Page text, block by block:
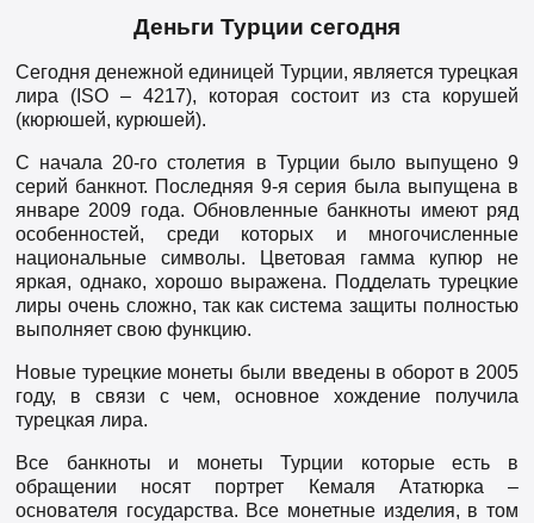
Деньги Турции сегодня
Сегодня денежной единицей Турции, является турецкая
лира (ISO – 4217), которая состоит из ста корушей
(кюрюшей, курюшей).
С начала 20-го столетия в Турции было выпущено 9
серий банкнот. Последняя 9-я серия была выпущена в
январе 2009 года. Обновленные банкноты имеют ряд
особенностей, среди которых и многочисленные
национальные символы. Цветовая гамма купюр не
яркая, однако, хорошо выражена. Подделать турецкие
лиры очень сложно, так как система защиты полностью
выполняет свою функцию.
Новые турецкие монеты были введены в оборот в 2005
году, в связи с чем, основное хождение получила
турецкая лира.
Все банкноты и монеты Турции которые есть в
обращении носят портрет Кемаля Ататюрка –
основателя государства. Все монетные изделия, в том